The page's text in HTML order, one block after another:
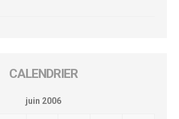
CALENDRIER
juin 2006